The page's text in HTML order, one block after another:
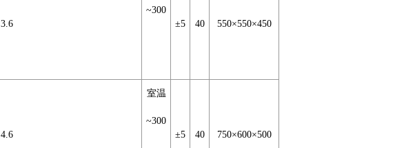
3.6
~300
±5
40 550×550×450
4.6
室温
~300
±5
40 750×600×500